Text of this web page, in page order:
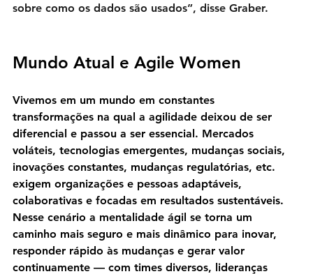
sobre como os dados são usados”, disse Graber.
Mundo Atual e Agile Women
Vivemos em um mundo em constantes
transformações na qual a agilidade deixou de ser
diferencial e passou a ser essencial. Mercados
voláteis, tecnologias emergentes, mudanças sociais,
inovações constantes, mudanças regulatórias, etc.
exigem organizações e pessoas adaptáveis,
colaborativas e focadas em resultados sustentáveis.
Nesse cenário a mentalidade ágil se torna um
caminho mais seguro e mais dinâmico para inovar,
responder rápido às mudanças e gerar valor
continuamente — com times diversos, lideranças